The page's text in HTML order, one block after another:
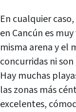
En cualquier
en Cancún es
misma arena y el
concurridas ni
Hay muchas
las zonas más
excelentes,